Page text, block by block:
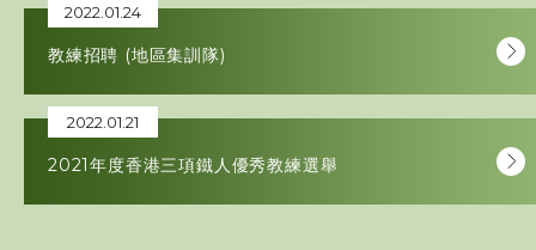
2022.01.24
教練招聘 (地區集訓隊)
2022.01.21
2021年度香港三項鐵人優秀教練選舉